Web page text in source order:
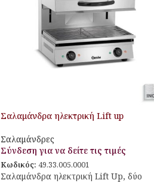
Σαλαμάνδρα ηλεκτρική Lift up
Σαλαμάνδρες
Σύνδεση για να δείτε τις τιμές
Κωδικός: 49.33.005.0001
Σαλαμάνδρα ηλεκτρική Lift Up, δύο